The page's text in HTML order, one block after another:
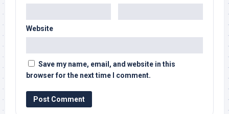
Website
Save my name, email, and website in this
browser for the next time I comment.